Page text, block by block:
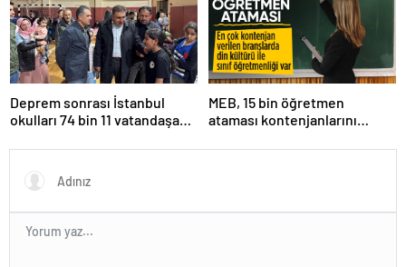
Deprem sonrası İstanbul
okulları 74 bin 11 vatandaşa
MEB, 15 bin öğretmen
ataması kontenjanlarını